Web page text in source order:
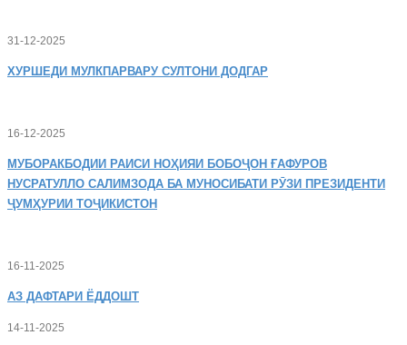
31-12-2025
ХУРШЕДИ МУЛКПАРВАРУ СУЛТОНИ ДОДГАР
16-12-2025
МУБОРАКБОДИИ РАИСИ НОҲИЯИ БОБОҶОН ҒАФУРОВ
НУСРАТУЛЛО САЛИМЗОДА БА МУНОСИБАТИ РӮЗИ ПРЕЗИДЕНТИ
ҶУМҲУРИИ ТОҶИКИСТОН
16-11-2025
АЗ ДАФТАРИ ЁДДОШТ
14-11-2025